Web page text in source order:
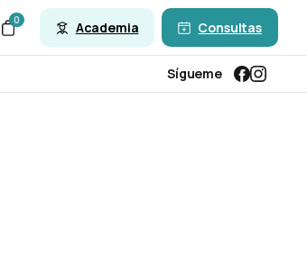
0 Academia Consultas
Sígueme